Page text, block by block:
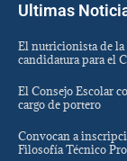
Ultimas
El nutricionista de la
candidatura para el
El Consejo Escolar
cargo de portero
Convocan a
Filosofía Técnico